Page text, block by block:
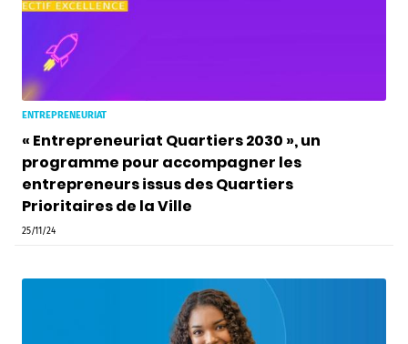
ENTREPRENEURIAT
« Entrepreneuriat Quartiers 2030 », un
programme pour accompagner les
entrepreneurs issus des Quartiers
Prioritaires de la Ville
25/11/24